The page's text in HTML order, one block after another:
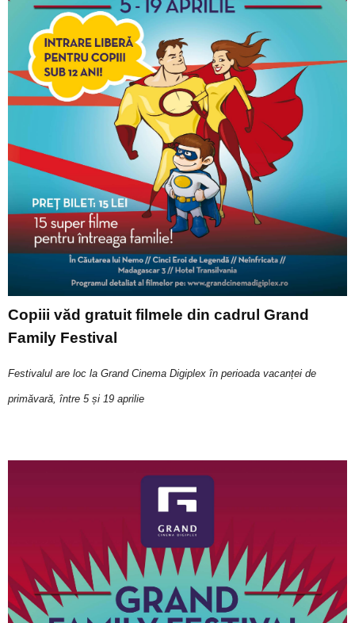
Copiii văd gratuit filmele din cadrul Grand
Family Festival
Festivalul are loc la Grand Cinema Digiplex în perioada vacanței de
primăvară, între 5 și 19 aprilie